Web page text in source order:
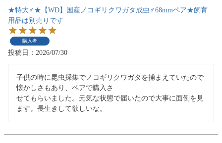
★特大♂★【WD】国産ノコギリクワガタ成虫♂68mmペア★飼育
用品は別売りです
購入者
投稿日 2026/07/30
子供の時に昆虫採集でノコギリクワガタを捕まえていたので
懐かしさもあり、ペアで購入さ
せてもらいました。元気な状態で届いたので大事に面倒を見
ます。長生きして欲しいな。